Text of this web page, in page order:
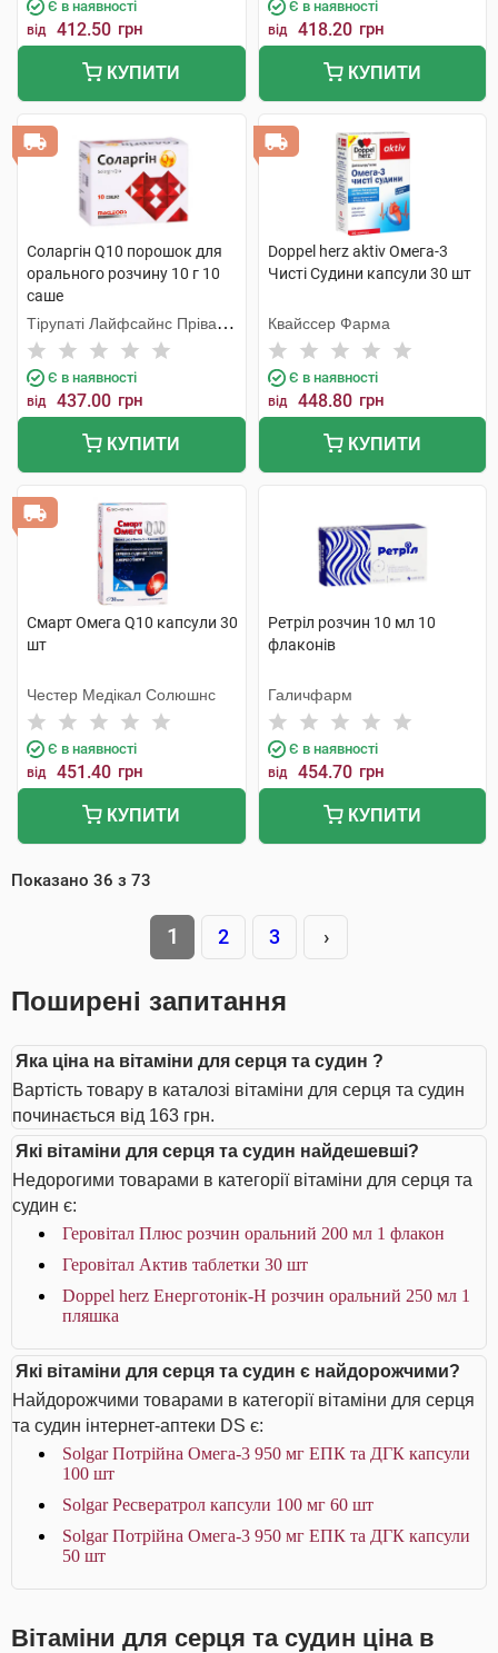
Є в наявності
від 412.50 грн
КУПИТИ
Є в наявності
від 418.20 грн
КУПИТИ
Соларгін Q10 порошок для
орального розчину 10 г 10
саше
Тірупаті Лайфсайнс Пріват
Лімітед
Є в наявності
від 437.00 грн
КУПИТИ
Doppel herz aktiv Омега-3
Чисті Судини капсули 30 шт
Квайссер Фарма
Є в наявності
від 448.80 грн
КУПИТИ
Смарт Омега Q10 капсули 30
шт
Честер Медікал Солюшнс
Є в наявності
від 451.40 грн
КУПИТИ
Ретріл розчин 10 мл 10
флаконів
Галичфарм
Є в наявності
від 454.70 грн
КУПИТИ
Показано 36 з 73
1 2 3 ›
Поширені запитання
Яка ціна на вітаміни для серця та судин ?
Вартість товару в каталозі вітаміни для серця та судин
починається від 163 грн.
Які вітаміни для серця та судин найдешевші?
Недорогими товарами в категорії вітаміни для серця та
судин є:
Геровітал Плюс розчин оральний 200 мл 1 флакон
Геровітал Актив таблетки 30 шт
Doppel herz Енерготонік-H розчин оральний 250 мл 1
пляшка
Які вітаміни для серця та судин є найдорожчими?
Найдорожчими товарами в категорії вітаміни для серця
та судин інтернет-аптеки DS є:
Solgar Потрійна Омега-3 950 мг ЕПК та ДГК капсули
100 шт
Solgar Ресвератрол капсули 100 мг 60 шт
Solgar Потрійна Омега-3 950 мг ЕПК та ДГК капсули
50 шт
Вітаміни для серця та судин ціна в